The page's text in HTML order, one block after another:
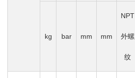
kg bar mm mm
NPT
外螺
纹